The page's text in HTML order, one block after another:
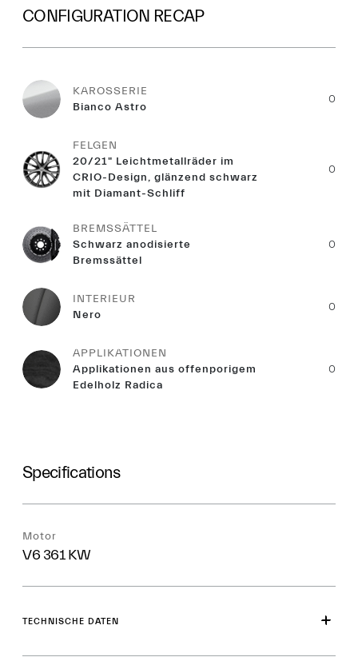
CONFIGURATION RECAP
KAROSSERIE
Bianco Astro
0
FELGEN
20/21" Leichtmetallräder im
CRIO-Design, glänzend schwarz
mit Diamant-Schliff
0
BREMSSÄTTEL
Schwarz anodisierte
Bremssättel
0
INTERIEUR
Nero
0
APPLIKATIONEN
Applikationen aus offenporigem
Edelholz Radica
0
Specifications
Motor
V6 361 KW
TECHNISCHE DATEN